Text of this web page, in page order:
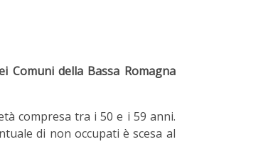
Comuni della Bassa Romagna
compresa tra i 50 e i 59 anni.
di non occupati è scesa al